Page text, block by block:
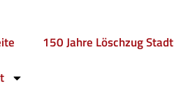
150 Jahre Löschzug Stadt